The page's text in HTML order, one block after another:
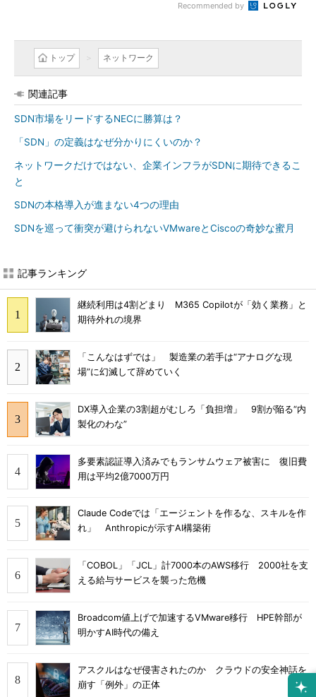
Recommended by
トップ ネットワーク
関連記事
SDN市場をリードするNECに勝算は？
「SDN」の定義はなぜ分かりにくいのか？
ネットワークだけではない、企業インフラがSDNに期待できるこ
と
SDNの本格導入が進まない4つの理由
SDNを巡って衝突が避けられないVMwareとCiscoの奇妙な蜜月
記事ランキング
継続利用は4割どまり M365 Copilotが「効く業務」と
期待外れの境界
「こんなはずでは」 製造業の若手は“アナログな現
場”に幻滅して辞めていく
DX導入企業の3割超がむしろ「負担増」 9割が陥る“内
製化のわな”
多要素認証導入済みでもランサムウェア被害に 復旧費
用は平均2億7000万円
Claude Codeでは「エージェントを作るな、スキルを作
れ」 Anthropicが示すAI構築術
「COBOL」「JCL」計7000本のAWS移行 2000社を支
える給与サービスを襲った危機
Broadcom値上げで加速するVMware移行 HPE幹部が
明かすAI時代の備え
アスクルはなぜ侵害されたのか クラウドの安全神話を
崩す「例外」の正体